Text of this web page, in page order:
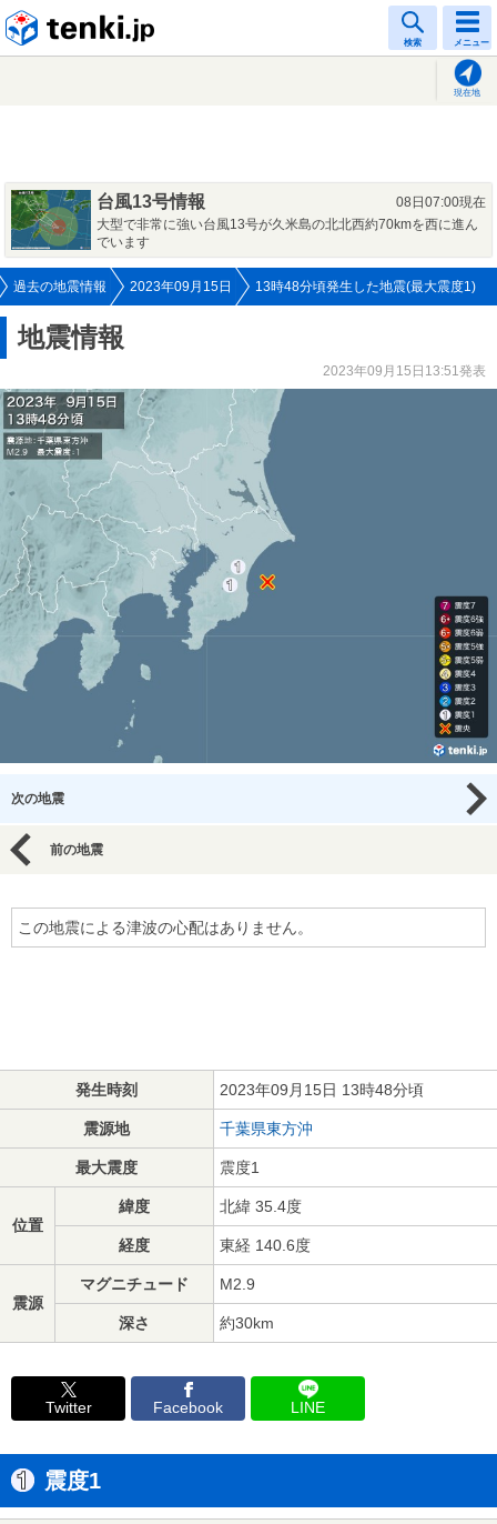
検索 メニュー
現在地
台風13号情報
08日07:00現在
大型で非常に強い台風13号が久米島の北北西約70kmを西に進ん
でいます
過去の地震情報 2023年09月15日 13時48分頃発生した地震(最大震度1)
地震情報
2023年09月15日13:51発表
次の地震
前の地震
この地震による津波の心配はありません。
発生時刻 2023年09月15日 13時48分頃
震源地 千葉県東方沖
最大震度 震度1
位置
緯度 北緯 35.4度
経度 東経 140.6度
震源
マグニチュード M2.9
深さ 約30km
Twitter Facebook LINE
震度1